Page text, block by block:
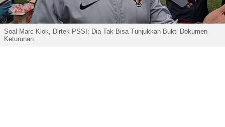
Soal Marc Klok, Dirtek PSSI: Dia Tak Bisa Tunjukkan Bukti Dokumen
Keturunan